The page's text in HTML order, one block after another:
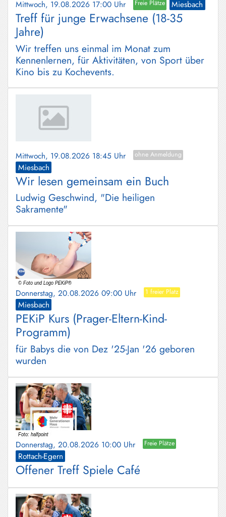
Mittwoch, 19.08.2026 17:00 Uhr Freie Plätze Miesbach
Treff für junge Erwachsene (18-35
Jahre)
Wir treffen uns einmal im Monat zum
Kennenlernen, für Aktivitäten, von Sport über
Kino bis zu Kochevents.
Mittwoch, 19.08.2026 18:45 Uhr ohne Anmeldung
Miesbach
Wir lesen gemeinsam ein Buch
Ludwig Geschwind, "Die heiligen
Sakramente"
Donnerstag, 20.08.2026 09:00 Uhr 1 freier Platz
Miesbach
PEKiP Kurs (Prager-Eltern-Kind-
Programm)
für Babys die von Dez '25-Jan '26 geboren
wurden
Donnerstag, 20.08.2026 10:00 Uhr Freie Plätze
Rottach-Egern
Offener Treff Spiele Café